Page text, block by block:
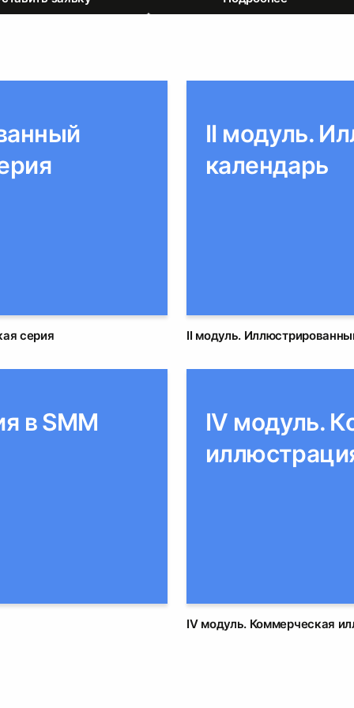
серия
II модуль.
календарь
II модуль.
в SММ
IV модуль.
IV модуль. Коммерческая